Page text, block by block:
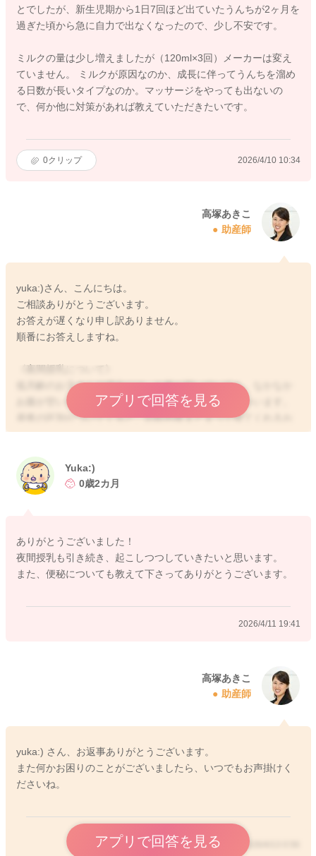
とでしたが、新生児期から1日7回ほど出ていたうんちが2ヶ月を
過ぎた頃から急に自力で出なくなったので、少し不安です。
ミルクの量は少し増えましたが（120ml×3回）メーカーは変え
ていません。 ミルクが原因なのか、成長に伴ってうんちを溜め
る日数が長いタイプなのか。マッサージをやっても出ないの
で、何か他に対策があれば教えていただきたいです。
0クリップ 2026/4/10 10:34
高塚あきこ
助産師
yuka:)さん、こんにちは。
ご相談ありがとうございます。
お答えが遅くなり申し訳ありません。
順番にお答えしますね。
低月齢のお子さんの場合には、お腹が空いていても、なかなか
お腹が空いたアピールをしないお子さんもいらっしゃいます。
昼夜の区別がついてくると、比較的夜まとまって寝てくれるお
子さんも増えてきますが、まだ胃の容量も小さいので、夜間の
増加が緩やかになってしまうことがあります。
また、おっぱいの分泌も、間隔が空くことで、減ってきてしま
も安定してくると言われていますし、お子さんも一度にたくさ
ん飲めるようになってきますので、今の時期には、やってくだ
さっているように、夜中に一度は起こして飲ませていただく方
すよ。腸内にウンチを溜めることが出来るようになってきた
り、まだ腸内細菌叢が不安定なので、腸内の環境が変化するた
あります。
すことが出来ていて、お子さんが特に苦しがるようなことがな
ければ、ご様子を見ていただいて特に問題はないかと思いま
す。お子さんが苦しがることがあったり、便秘が続いて吐き戻
さんなりの排便のペースとしてお考えいただいて良いと思いま
アプリで回答を見る
Yuka:)
0歳2カ月
ありがとうございました！
夜間授乳も引き続き、起こしつつしていきたいと思います。
また、便秘についても教えて下さってありがとうございます。
2026/4/11 19:41
高塚あきこ
助産師
yuka:) さん、お返事ありがとうございます。
また何かお困りのことがございましたら、いつでもお声掛けく
ださいね。
アプリで回答を見る 2026/4/13 0:56